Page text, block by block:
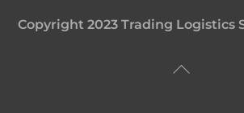
Copyright 2023 Trading Logistics
Back